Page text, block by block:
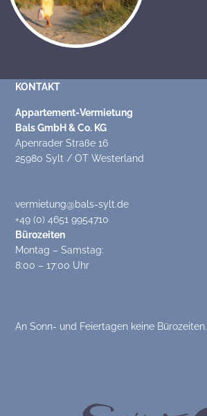
KONTAKT
Appartement-Vermietung
Bals GmbH & Co. KG
Apenrader Straße 16
25980 Sylt / OT Westerland
vermietung@bals-sylt.de
+49 (0) 4651 9954710
Bürozeiten
Montag – Samstag:
8:00 – 17:00 Uhr
An Sonn- und Feiertagen keine Bürozeiten.